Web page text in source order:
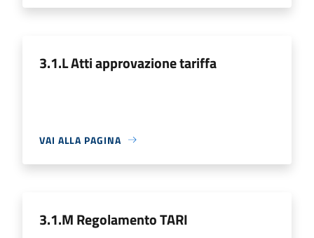
3.1.L Atti approvazione tariffa
VAI ALLA PAGINA
3.1.M Regolamento TARI